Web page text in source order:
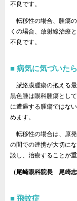
不良です。
転移性の場合、腫瘍
くの場合、放射線治療
不良です。
病気に気づいた
脈絡膜腫瘍の抱える
黒色腫は眼科腫瘍とし
に遭遇する腫瘍ではな
めます。
転移性の場合は、原
の間での連携が大切に
談し、治療することが重
（尾崎眼科院長 尾崎志
飛蚊症